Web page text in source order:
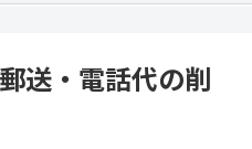
送・電話代の削